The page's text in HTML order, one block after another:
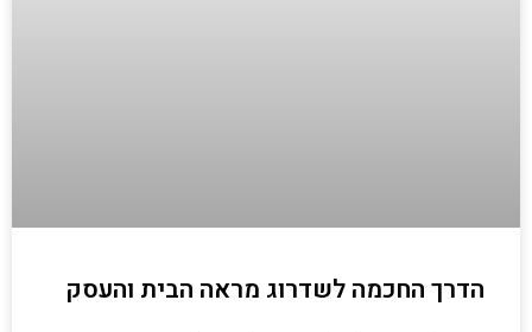
הדרך החכמה לשדרוג מראה הבית והעסק